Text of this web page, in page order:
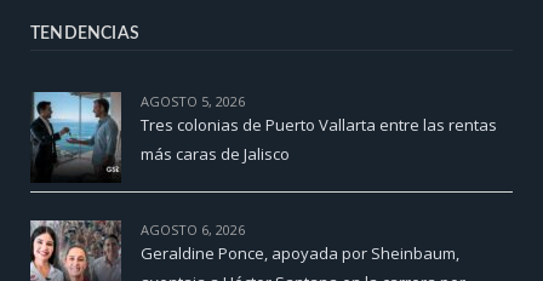
TENDENCIAS
AGOSTO 5, 2026
Tres colonias de Puerto Vallarta entre las rentas
más caras de Jalisco
AGOSTO 6, 2026
Geraldine Ponce, apoyada por Sheinbaum,